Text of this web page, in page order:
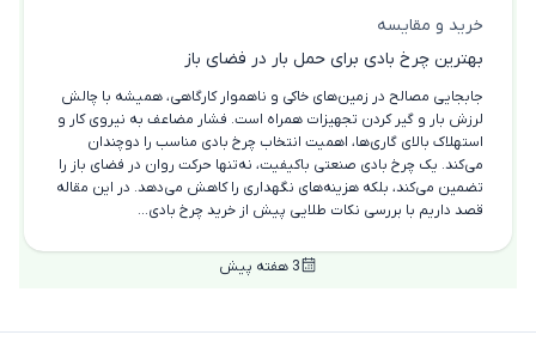
خرید و مقایسه
بهترین چرخ بادی برای حمل بار در فضای باز
جابجایی مصالح در زمین‌های خاکی و ناهموار کارگاهی، همیشه با چالش
لرزش بار و گیر کردن تجهیزات همراه است. فشار مضاعف به نیروی کار و
استهلاک بالای گاری‌ها، اهمیت انتخاب چرخ بادی مناسب را دوچندان
می‌کند. یک چرخ بادی صنعتی باکیفیت، نه‌تنها حرکت روان در فضای باز را
تضمین می‌کند، بلکه هزینه‌های نگهداری را کاهش می‌دهد. در این مقاله
قصد داریم با بررسی نکات طلایی پیش از خرید چرخ بادی...
3 هفته پیش